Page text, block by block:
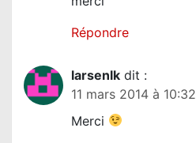
Répondre
larsenlk dit :
11 mars 2014 à 10:32
Merci